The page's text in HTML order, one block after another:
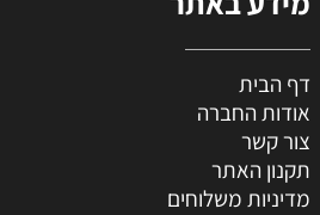
דף הבית
אודות החברה
צור קשר
תקנון האתר
מדיניות משלוחים